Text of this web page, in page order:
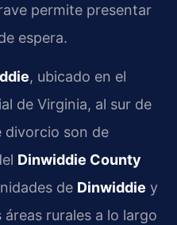
permite presentar
espera.
, ubicado en el
de Virginia, al sur de
divorcio son de
Dinwiddie County
de Dinwiddie y
áreas rurales a lo largo